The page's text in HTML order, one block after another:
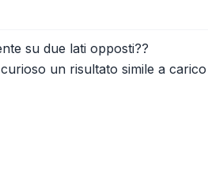
su due lati opposti??
un risultato simile a carico